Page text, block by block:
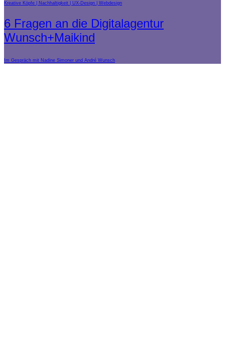
Kreative Köpfe
Nachhaltigkeit UX-Design Webdesign
6 Fragen an die Digitalagentur
Wunsch+Maikind
Im Gespräch mit Nadine Simoner und André Wunsch